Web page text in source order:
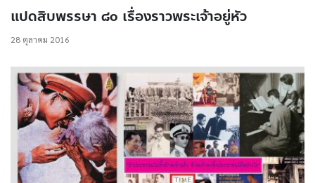
แปดสิบพรรษา ๘๐ เรื่องราวพระเจ้าอยู่หัว
28 ตุลาคม 2016